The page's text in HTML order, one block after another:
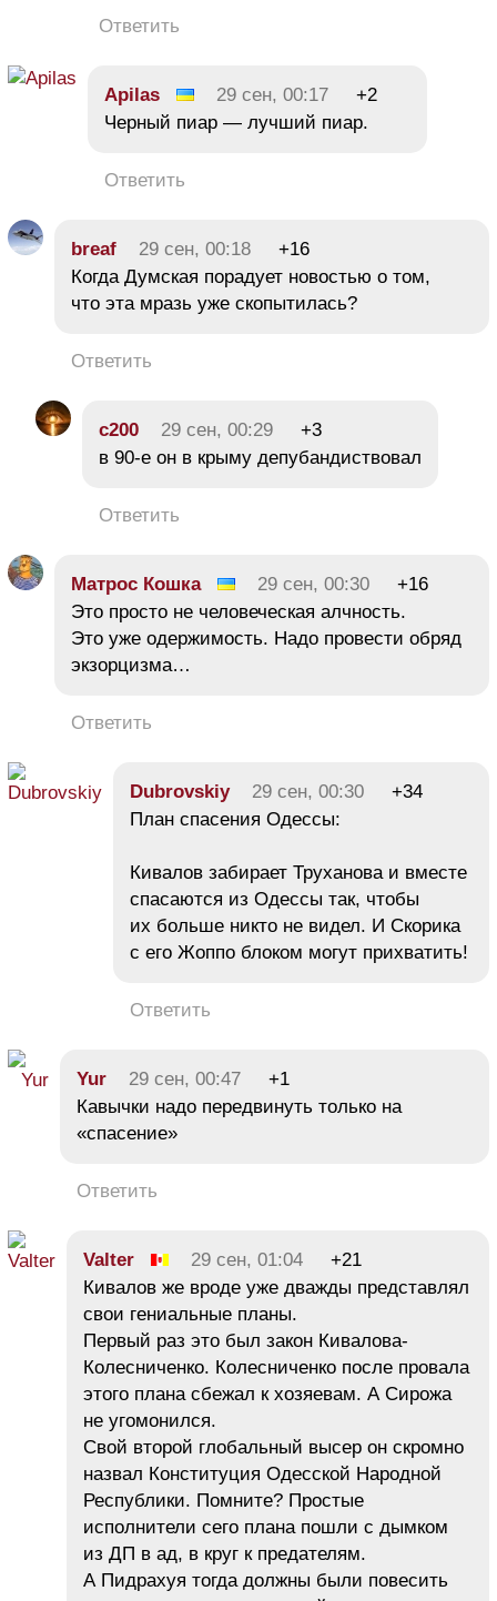
Ответить
Apilas 29 сен, 00:17
+2
Черный пиар — лучший пиар.
Ответить
breaf 29 сен, 00:18
+16
Когда Думская порадует новостью о том,
что эта мразь уже скопытилась?
Ответить
с200 29 сен, 00:29
+3
в 90-е он в крыму депубандиствовал
Ответить
Матрос Кошка 29 сен, 00:30
+16
Это просто не человеческая алчность.
Это уже одержимость. Надо провести обряд
экзорцизма…
Ответить
Dubrovskiy 29 сен, 00:30
+34
План спасения Одессы:
Кивалов забирает Труханова и вместе
спасаются из Одессы так, чтобы
их больше никто не видел. И Скорика
с его Жоппо блоком могут прихватить!
Ответить
Yur 29 сен, 00:47
+1
Кавычки надо передвинуть только на
«спасение»
Ответить
Valter 29 сен, 01:04
+21
Кивалов же вроде уже дважды представлял
свои гениальные планы.
Первый раз это был закон Кивалова-
Колесниченко. Колесниченко после провала
этого плана сбежал к хозяевам. А Сирожа
не угомонился.
Свой второй глобальный высер он скромно
назвал Конституция Одесской Народной
Республики. Помните? Простые
исполнители сего плана пошли с дымком
из ДП в ад, в круг к предателям.
А Пидрахуя тогда должны были повесить